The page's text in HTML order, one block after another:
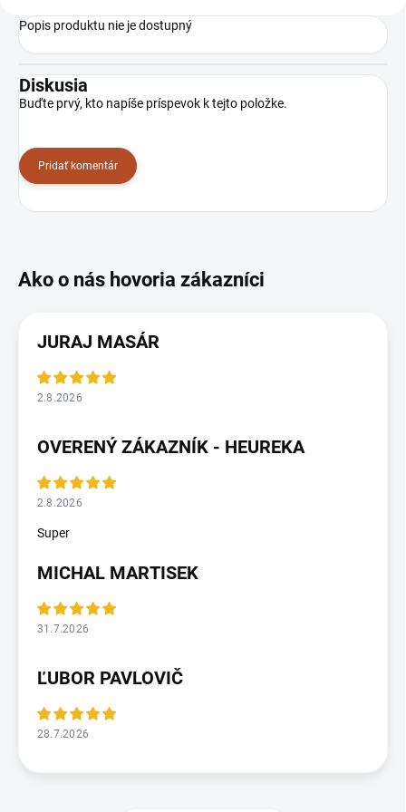
Popis produktu nie je dostupný
Diskusia
Buďte prvý, kto napíše príspevok k tejto položke.
Pridať komentár
JURAJ MASÁR
2.8.2026
OVERENÝ ZÁKAZNÍK - HEUREKA
2.8.2026
Super
MICHAL MARTISEK
31.7.2026
ĽUBOR PAVLOVIČ
28.7.2026